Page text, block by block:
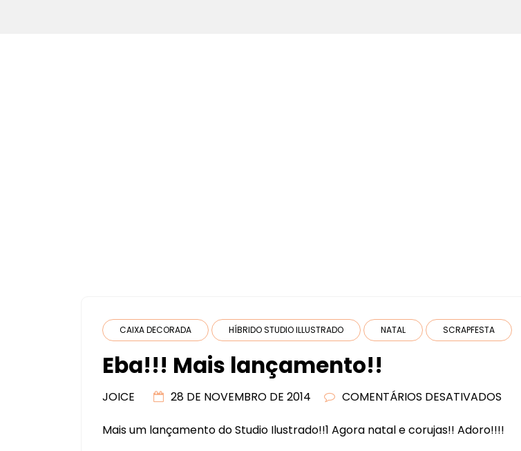
CAIXA DECORADA HÍBRIDO STUDIO ILLUSTRADO NATAL SCRAPFESTA
Eba!!! Mais lançamento!!
JOICE 28 DE NOVEMBRO DE 2014 COMENTÁRIOS DESATIVADOS
MAIS
Mais um lançamento do Studio Ilustrado!!1 Agora natal e corujas!! Adoro!!!!